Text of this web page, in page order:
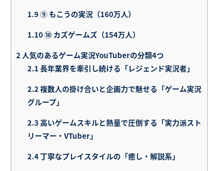
1.9⑨ もこうの実況（160万人）
1.10⑩ カズゲームズ（154万人）
2 人気のあるゲーム実況YouTuberの分類4つ
2.1長年業界を牽引し続ける「レジェンド実況者」
2.2複数人の掛け合いと企画力で魅せる「ゲーム実況
グループ」
2.3 高いゲームスキルと熱量で圧倒する「実力派スト
リーマー・VTuber」
2.4丁寧なプレイスタイルの「癒し・解説系」